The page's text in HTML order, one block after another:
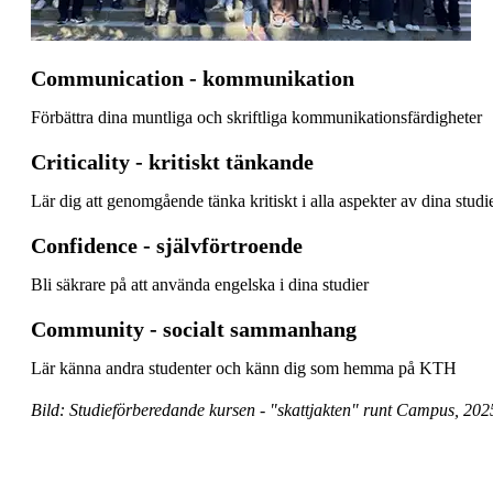
Communication - kommunikation
Förbättra dina muntliga och skriftliga kommunikationsfärdigheter
Criticality - kritiskt tänkande
Lär dig att genomgående tänka kritiskt i alla aspekter av dina
Confidence - självförtroende
Bli säkrare på att använda engelska i dina studier
Community - socialt sammanhang
Lär känna andra studenter och känn dig som hemma på KTH
Bild: Studieförberedande kursen - "skattjakten" runt Campus,